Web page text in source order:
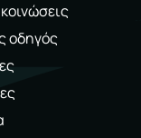
οδηγός